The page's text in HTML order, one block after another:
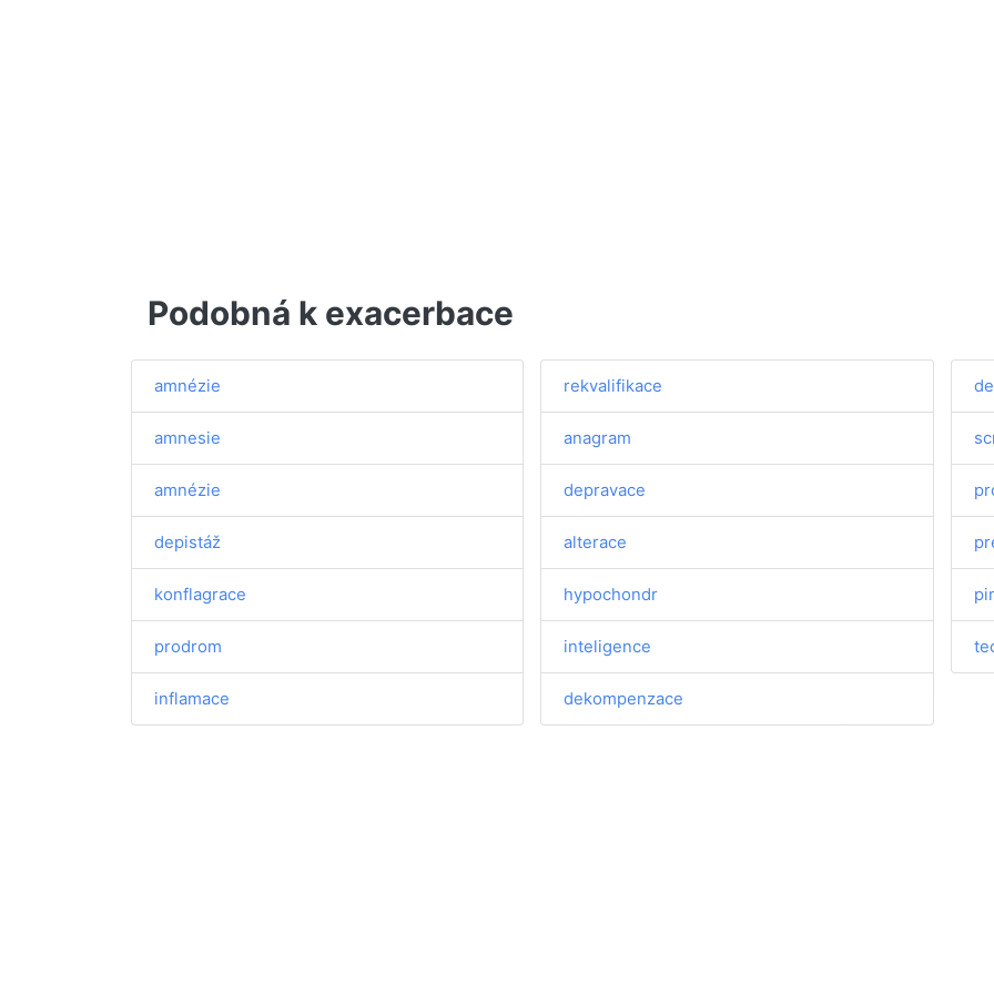
Podobná k exacerbace
amnézie
amnesie
amnézie
depistáž
konflagrace
prodrom
inflamace
rekvalifikace
anagram
depravace
alterace
hypochondr
inteligence
dekompenzace